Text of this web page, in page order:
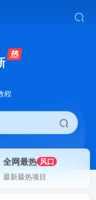
程
全网最热 风口
最新最热项目